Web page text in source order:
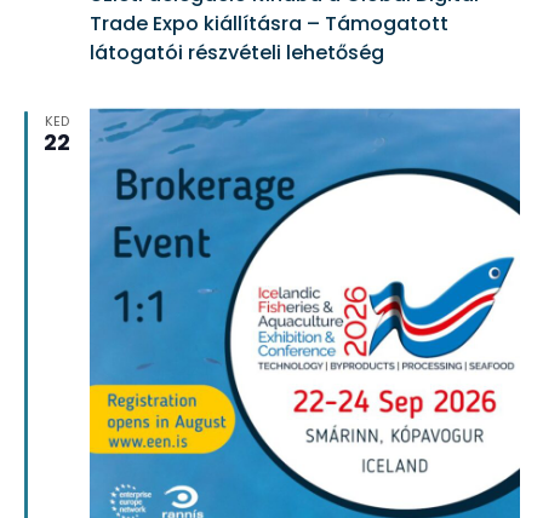
Trade Expo kiállításra – Támogatott
látogatói részvételi lehetőség
KED
22